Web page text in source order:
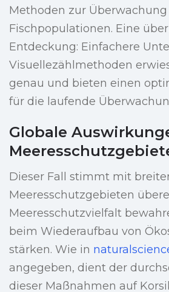
Methoden zur Überwachung
Fischpopulationen. Eine
Entdeckung: Einfachere
Visuellezählmethoden
genau und bieten einen
für die laufende
Globale
Dieser Fall stimmt mit
Meeresschutzgebieten
Meeresschutzvielfalt
beim Wiederaufbau von
stärken. Wie in
angegeben, dient der
dieser Maßnahmen auf